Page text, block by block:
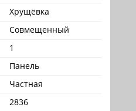
Хрущёвка
Совмещенный
1
Панель
Частная
2836